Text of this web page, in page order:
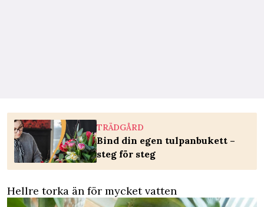
TRÄDGÅRD
Bind din egen tulpanbukett –
steg för steg
Hellre torka än för mycket vatten